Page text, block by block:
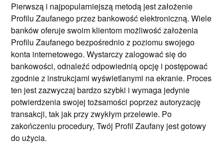
Pierwszą i najpopularniejszą metodą jest założenie
Profilu Zaufanego przez bankowość elektroniczną. Wiele
banków oferuje swoim klientom możliwość założenia
Profilu Zaufanego bezpośrednio z poziomu swojego
konta internetowego. Wystarczy zalogować się do
bankowości, odnaleźć odpowiednią opcję i postępować
zgodnie z instrukcjami wyświetlanymi na ekranie. Proces
ten jest zazwyczaj bardzo szybki i wymaga jedynie
potwierdzenia swojej tożsamości poprzez autoryzację
transakcji, tak jak przy zwykłym przelewie. Po
zakończeniu procedury, Twój Profil Zaufany jest gotowy
do użycia.